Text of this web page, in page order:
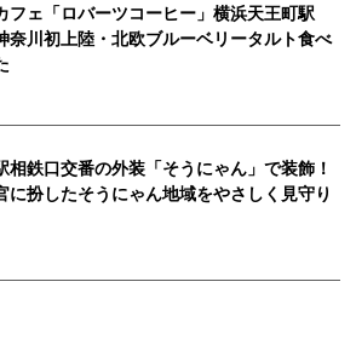
フェ「ロバーツコーヒー」横浜天王町駅
奈川初上陸・北欧ブルーベリータルト食べ
相鉄口交番の外装「そうにゃん」で装飾！
に扮したそうにゃん地域をやさしく見守り